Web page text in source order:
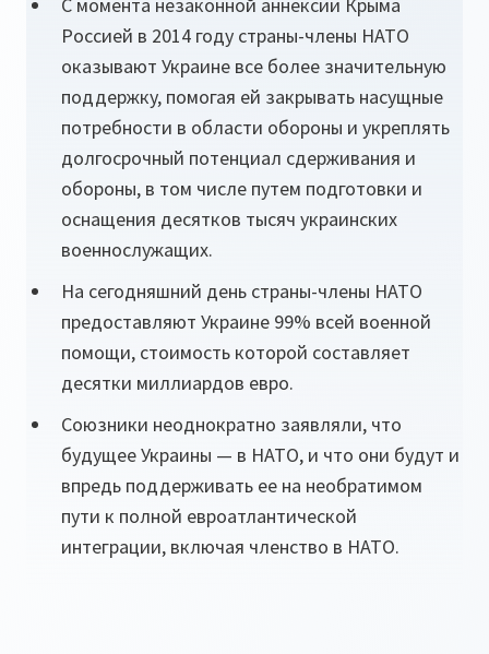
Россией в 2014 году страны-члены НАТО
оказывают Украине все более значительную
поддержку, помогая ей закрывать насущные
потребности в области обороны и укреплять
долгосрочный потенциал сдерживания и
обороны, в том числе путем подготовки и
оснащения десятков тысяч украинских
военнослужащих.
На сегодняшний день страны-члены НАТО
предоставляют Украине 99% всей военной
помощи, стоимость которой составляет
десятки миллиардов евро.
Союзники неоднократно заявляли, что
будущее Украины — в НАТО, и что они будут и
впредь поддерживать ее на необратимом
пути к полной евроатлантической
интеграции, включая членство в НАТО.